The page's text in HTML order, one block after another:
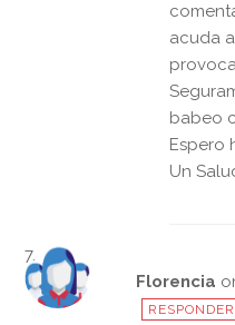
acuda
babeo
Espero
Un
Florencia
RESPONDER